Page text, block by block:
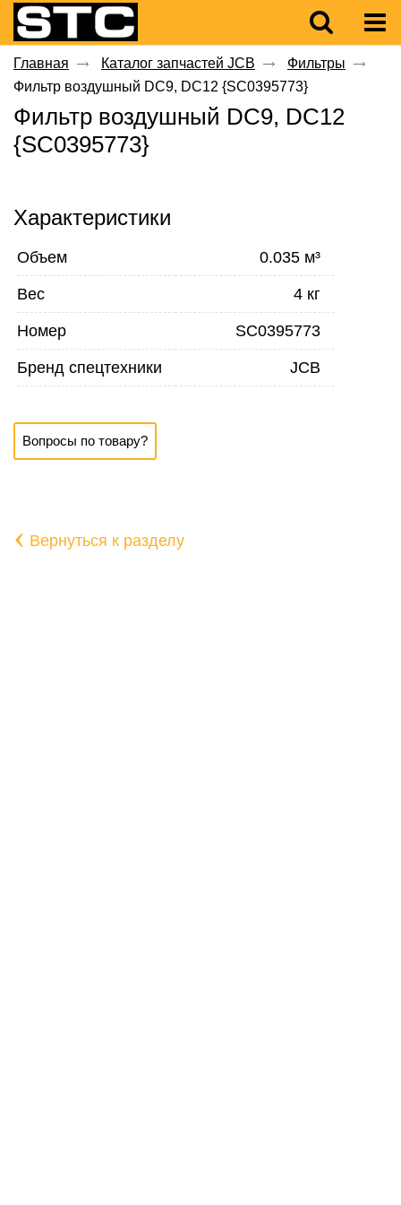
Главная Каталог запчастей JCB
Фильтры
Фильтр воздушный DC9, DC12 {SC0395773}
Фильтр воздушный DC9, DC12
{SC0395773}
Характеристики
Объем 0.035 м³
Вес 4 кг
Номер SC0395773
Бренд спецтехники JCB
Вопросы по товару?
‹ Вернуться к разделу